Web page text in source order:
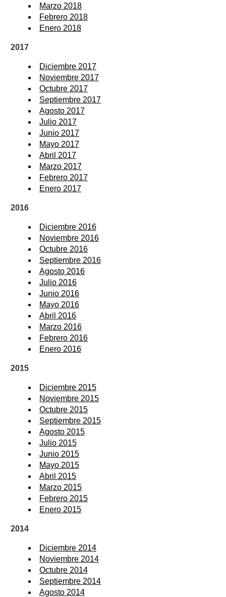
Marzo 2018
Febrero 2018
Enero 2018
2017
Diciembre 2017
Noviembre 2017
Octubre 2017
Septiembre 2017
Agosto 2017
Julio 2017
Junio 2017
Mayo 2017
Abril 2017
Marzo 2017
Febrero 2017
Enero 2017
2016
Diciembre 2016
Noviembre 2016
Octubre 2016
Septiembre 2016
Agosto 2016
Julio 2016
Junio 2016
Mayo 2016
Abril 2016
Marzo 2016
Febrero 2016
Enero 2016
2015
Diciembre 2015
Noviembre 2015
Octubre 2015
Septiembre 2015
Agosto 2015
Julio 2015
Junio 2015
Mayo 2015
Abril 2015
Marzo 2015
Febrero 2015
Enero 2015
2014
Diciembre 2014
Noviembre 2014
Octubre 2014
Septiembre 2014
Agosto 2014